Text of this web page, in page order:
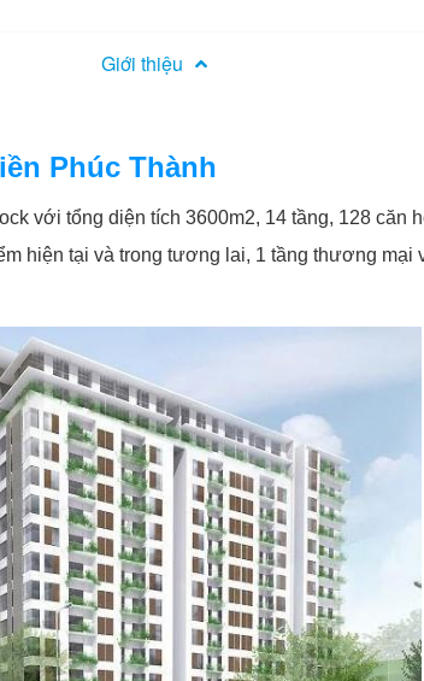
Giới thiệu
Phúc Thành
với tổng diện tích 3600m2, 14 tầng, 128 căn
hiện tại và trong tương lai, 1 tầng thương mại